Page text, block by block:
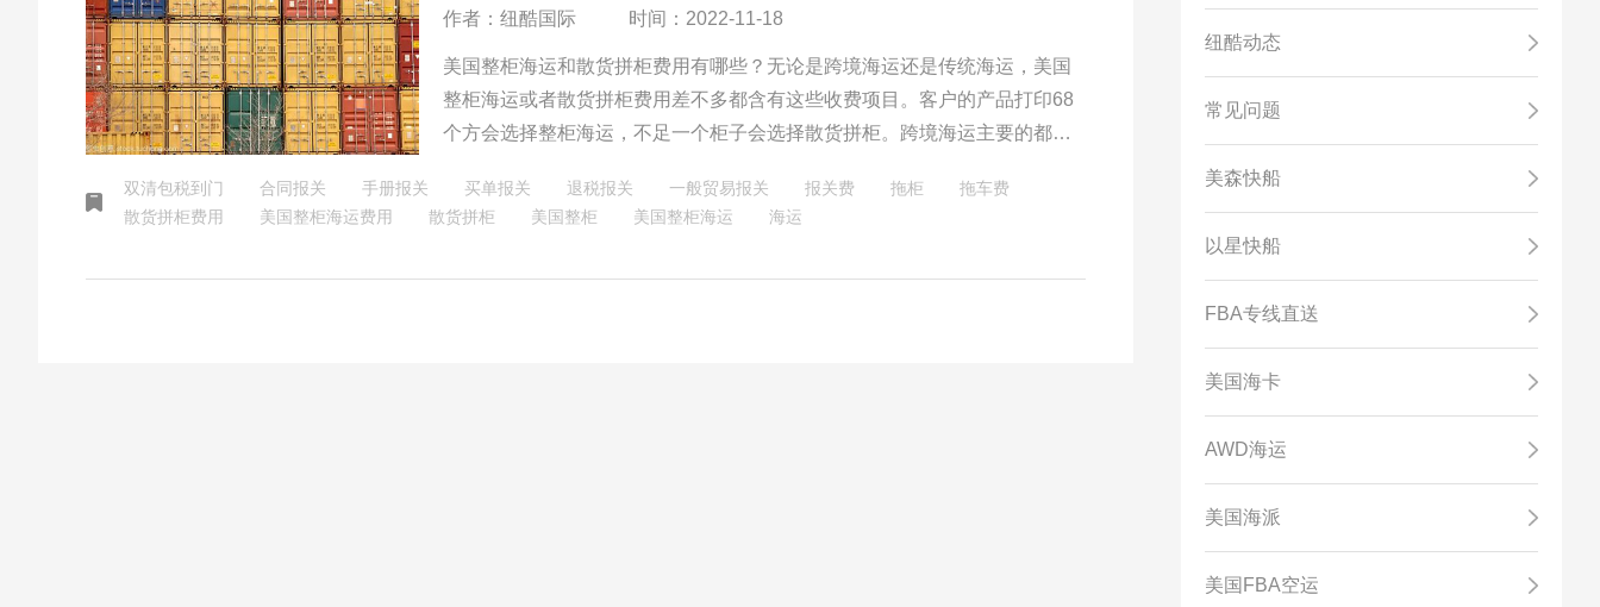
作者：纽酷国际 时间：2022-11-18
美国整柜海运和散货拼柜费用有哪些？无论是跨境海运还是传统海运，美国
整柜海运或者散货拼柜费用差不多都含有这些收费项目。客户的产品打印68
个方会选择整柜海运，不足一个柜子会选择散货拼柜。跨境海运主要的都是
双清包税到门 合同报关 手册报关 买单报关 退税报关 一般贸易报关 报关费 拖柜
拖车费
散货拼柜费用
美国整柜海运费用 散货拼柜 美国整柜 美国整柜海运 海运
纽酷动态
常见问题
美森快船
以星快船
FBA专线直送
美国海卡
AWD海运
美国海派
美国FBA空运